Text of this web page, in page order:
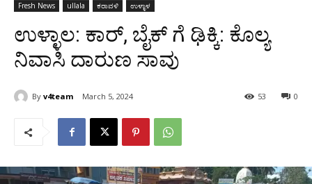
Fresh News ullala ಕರಾವಳಿ ಉಳ್ಳಾಳ
ಉಳ್ಳಾಲ: ಕಾರ್, ಬೈಕ್ ಗೆ ಢಿಕ್ಕಿ: ಕೊಲ್ಯ
ನಿವಾಸಿ ದಾರುಣ ಸಾವು
By v4team March 5, 2024 0
53